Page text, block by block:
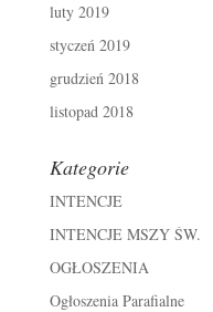
luty 2019
styczeń 2019
grudzień 2018
listopad 2018
Kategorie
INTENCJE
INTENCJE MSZY ŚW.
OGŁOSZENIA
Ogłoszenia Parafialne